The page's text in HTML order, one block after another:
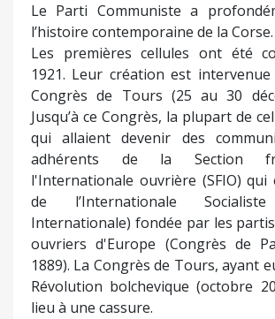
Le Parti Communiste a
l’histoire contemporaine de la Corse.
Les premières cellules ont été
1921. Leur création est
Congrès de Tours (25 au 30
Jusqu’à ce Congrès, la plupart de
qui allaient devenir des
adhérents de la Section
l'Internationale ouvrière (SFIO) qui
de l’Internationale Socialiste
Internationale) fondée par les
ouvriers d'Europe (Congrès de
1889). La Congrès de Tours, ayant
Révolution bolchevique (octobre
lieu à une cassure.